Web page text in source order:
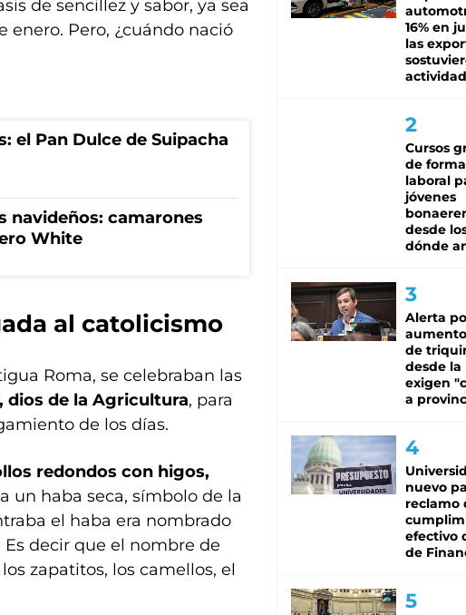
de sencillez y sabor, ya sea
enero. Pero, ¿cuándo nació
el Pan Dulce de Suipacha
navideños: camarones
White
al catolicismo
Roma, se celebraban las
dios de la Agricultura, para
de los días.
redondos con higos,
un haba seca, símbolo de la
el haba era nombrado
decir que el nombre de
zapatitos, los camellos, el
16% en
las
actividad
Cursos
de
laboral
jóvenes
desde
dónde
Alerta
de
desde la
exigen
a
nuevo
reclamo
efectivo
de